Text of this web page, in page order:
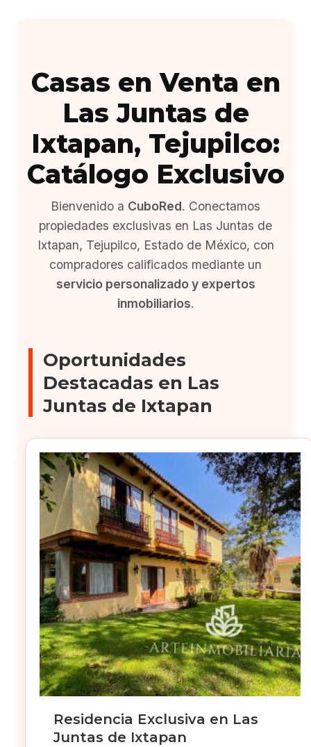
Casas en Venta en
Las Juntas de
Ixtapan, Tejupilco:
Catálogo Exclusivo
Bienvenido a CuboRed. Conectamos
propiedades exclusivas en Las Juntas de
Ixtapan, Tejupilco, Estado de México, con
compradores calificados mediante un
servicio personalizado y expertos
inmobiliarios.
Oportunidades
Destacadas en Las
Juntas de Ixtapan
Residencia Exclusiva en Las
Juntas de Ixtapan